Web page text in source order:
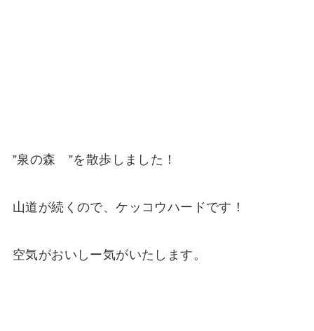
”泉の森 ”を散歩しました！
山道が続くので、ケッコウハードです！
空気がおいしー気がいたします。